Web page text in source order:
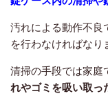
汚れによる動作不良
を行わなければなり
清掃の手段では家庭
れやゴミを吸い取っ